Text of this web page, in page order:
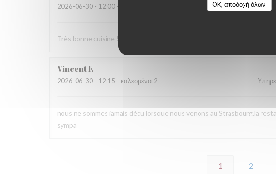
OK, αποδοχή όλων
2026-06-30 - 12:00 - καλεσμένοι 9
Très bonne cuisine ! Un régal et service au top.
VincentF
2026-06-30 - 12:15 - καλεσμένοι 2
nous ne sommes jamais déçu lorsque nous venons au Strasbourg.la
sympa
1 2